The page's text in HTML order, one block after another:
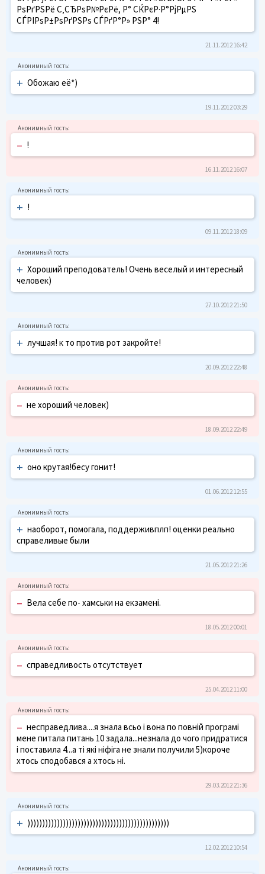
РѕРґРЅРё С‚СЂРѕР№РєРё, Р° СЌРєР·Р°РјРµРЅ
СЃРІРѕР±РѕРґРЅРѕ СЃРґР°Р» РЅР° 4!
21.11.2012 16:42
+ Обожаю её*)
19.11.2012 03:29
– !
16.11.2012 16:07
+ !
09.11.2012 18:09
+ Хороший преподователь! Очень веселый и интересный
человек)
27.10.2012 21:50
+ лучшая! к то против рот закройте!
20.09.2012 22:48
– не хороший человек)
18.09.2012 22:49
+ оно крутая!бесу гонит!
01.06.2012 12:55
+ наоборот, помогала, поддерживплп! оценки реально
справеливые были
21.05.2012 21:26
– Вела себе по- хамськи на екзамені.
18.05.2012 00:01
– справедливость отсутствует
25.04.2012 11:00
– несправедлива....я знала всьо і вона по повній програмі
мене питала питань 10 задала...незнала до чого придратися
і поставила 4...а ті які ніфіга не знали получили 5)короче
хтось сподобався а хтось ні.
29.03.2012 21:36
+ ))))))))))))))))))))))))))))))))))))))))))))))))
12.02.2012 10:54